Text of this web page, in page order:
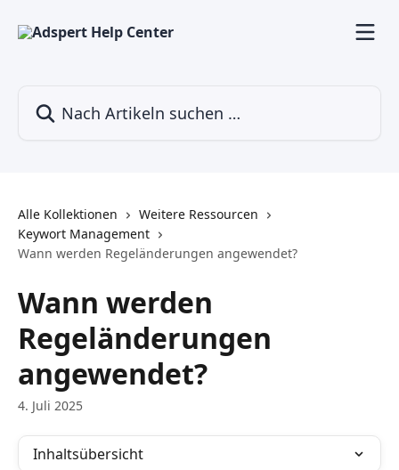
Alle Kollektionen
Weitere Ressourcen
Keywort Management
Wann werden Regeländerungen angewendet?
Wann werden
Regeländerungen
angewendet?
4. Juli 2025
Inhaltsübersicht